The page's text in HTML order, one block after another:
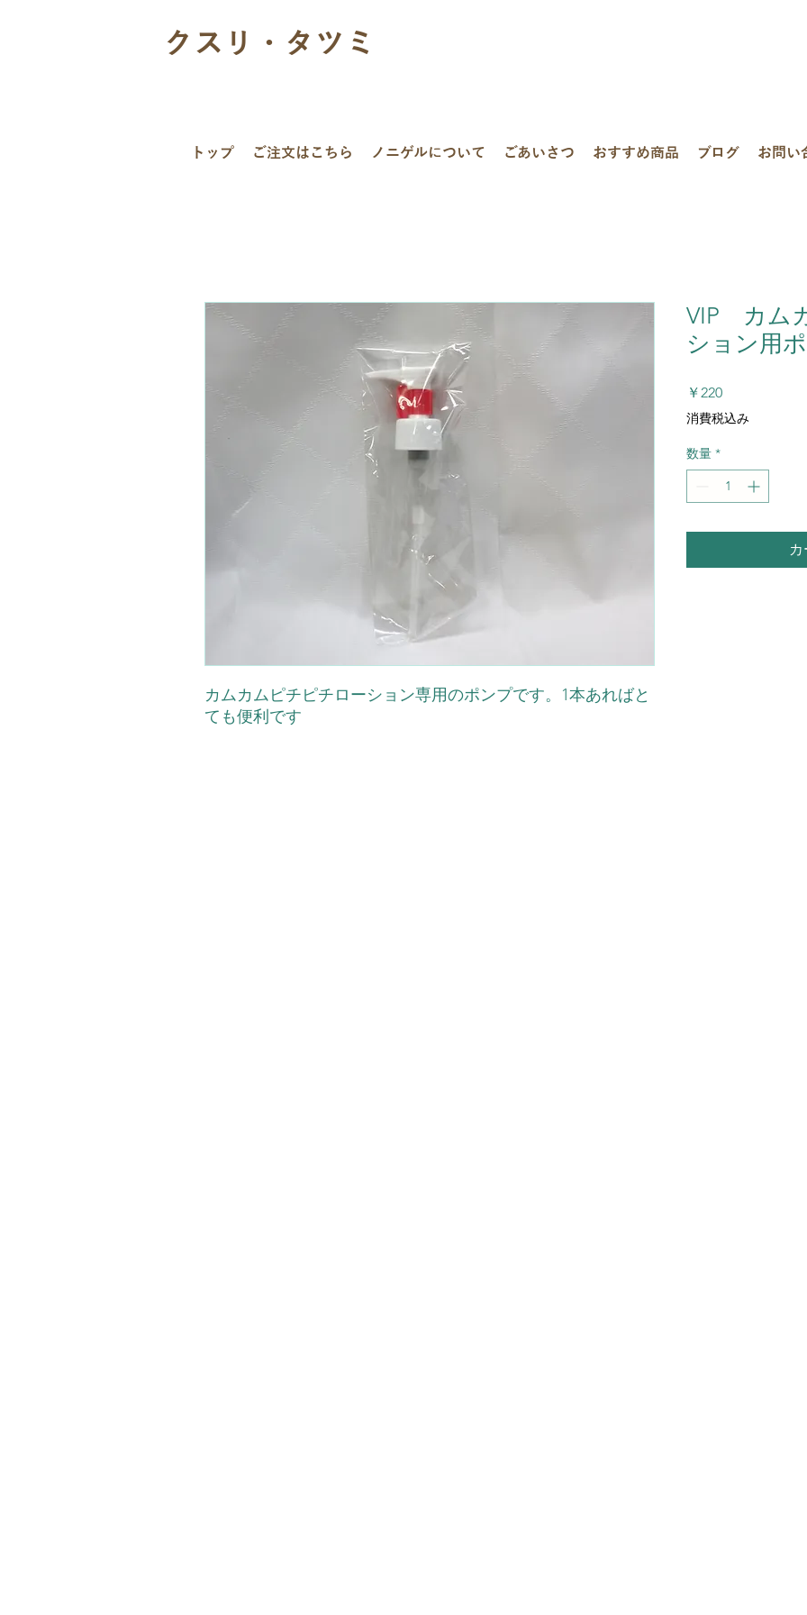
クスリ・タツミ
トップ ご注文はこちら ノニゲルについて ごあいさつ おすすめ商品 ブログ お問い
カムカムピチピチローション専用のポンプです。1本あればと
ても便利です
VIP カム
ション用
￥220価
格
消費税込み
数量 *